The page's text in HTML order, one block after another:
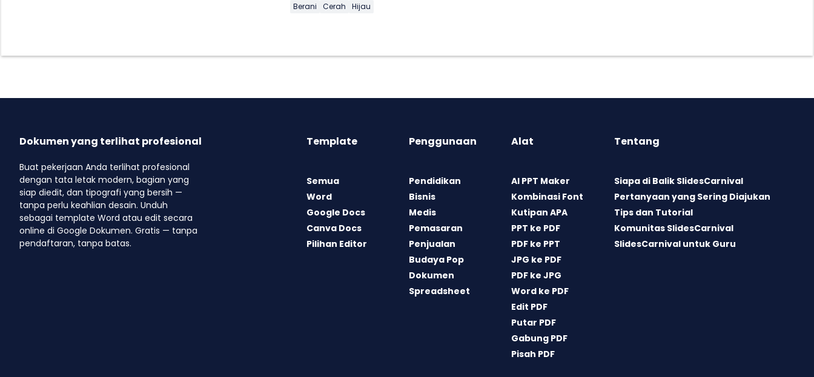
Berani Cerah Hijau
Dokumen yang terlihat profesional
Buat pekerjaan Anda terlihat profesional
dengan tata letak modern, bagian yang
siap diedit, dan tipografi yang bersih —
tanpa perlu keahlian desain. Unduh
sebagai template Word atau edit secara
online di Google Dokumen. Gratis — tanpa
pendaftaran, tanpa batas.
Template
Semua
Word
Google Docs
Canva Docs
Pilihan Editor
Penggunaan
Pendidikan
Bisnis
Medis
Pemasaran
Penjualan
Budaya Pop
Dokumen
Spreadsheet
Alat
AI PPT Maker
Kombinasi Font
Kutipan APA
PPT ke PDF
PDF ke PPT
JPG ke PDF
PDF ke JPG
Word ke PDF
Edit PDF
Putar PDF
Gabung PDF
Pisah PDF
Tentang
Siapa di Balik SlidesCarnival
Pertanyaan yang Sering Diajukan
Tips dan Tutorial
Komunitas SlidesCarnival
SlidesCarnival untuk Guru